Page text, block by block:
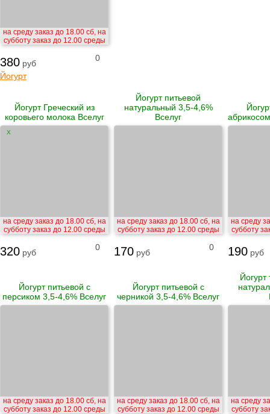
на среду заказ до 18.00 сб, на
субботу заказ до 12.00 среды
380 руб
0
Йогурт
Йогурт Греческий из
коровьего молока Вселуг
X
на среду заказ до 18.00 сб, на
субботу заказ до 12.00 среды
320 руб
0
Йогурт питьевой
натуральный 3,5-4,6%
Вселуг
на среду заказ до 18.00 сб, на
субботу заказ до 12.00 среды
170 руб
0
на среду
субботу
190 руб
Йогурт питьевой с
персиком 3,5-4,6% Вселуг
на среду заказ до 18.00 сб, на
субботу заказ до 12.00 среды
Йогурт питьевой с
черникой 3,5-4,6% Вселуг
на среду заказ до 18.00 сб, на
субботу заказ до 12.00 среды
Йогурт
на среду
субботу